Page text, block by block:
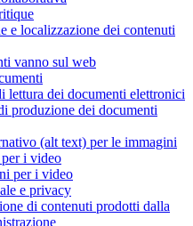
e localizzazione dei contenuti
vanno sul web
lettura dei documenti elettronici
produzione dei documenti
(alt text) per le immagini
i video
per i video
e privacy
di contenuti prodotti dalla